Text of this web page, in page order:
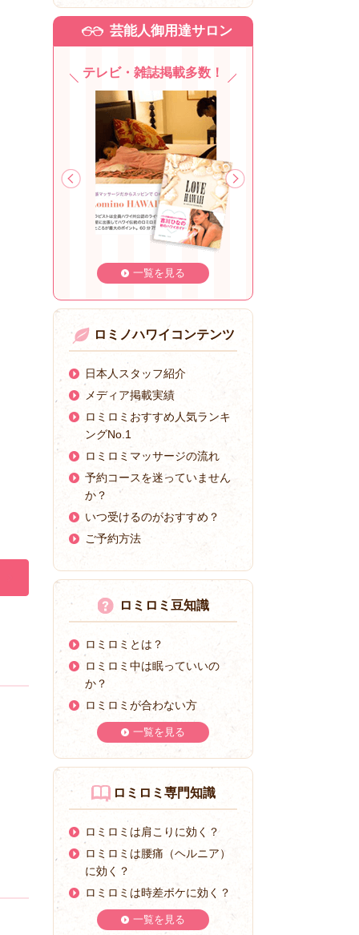
芸能人御用達サロン
テレビ・雑誌掲載多数！
一覧を見る
ロミノハワイコンテンツ
日本人スタッフ紹介
メディア掲載実績
ロミロミおすすめ人気ランキ
ングNo.1
ロミロミマッサージの流れ
予約コースを迷っていません
か？
いつ受けるのがおすすめ？
ご予約方法
ロミロミ豆知識
ロミロミとは？
ロミロミ中は眠っていいの
か？
ロミロミが合わない方
一覧を見る
ロミロミ専門知識
ロミロミは肩こりに効く？
ロミロミは腰痛（ヘルニア）
に効く？
ロミロミは時差ボケに効く？
一覧を見る